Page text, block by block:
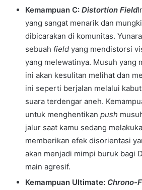
Kemampuan C: Distortion Field
yang sangat menarik dan
dibicarakan di komunitas.
sebuah field yang mendistorsi
yang melewatinya. Musuh yang
ini akan kesulitan melihat dan
ini seperti berjalan melalui
suara terdengar aneh.
untuk menghentikan push
jalur saat kamu sedang
memberikan efek disorientasi
akan menjadi mimpi buruk bagi
main agresif.
Kemampuan Ultimate: Chrono-